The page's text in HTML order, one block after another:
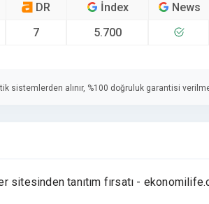
DR
7
İndex
5.700
News
sistemlerden alınır, %100 doğruluk garantisi
sitesinden tanıtım fırsatı -